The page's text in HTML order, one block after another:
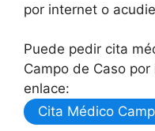
por internet o
Puede pedir cita
Campo de Caso
enlace:
Cita Médico